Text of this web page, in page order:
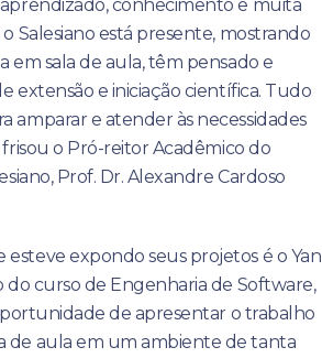
conhecimento e muita
Salesiano está presente, mostrando
em sala de aula, têm pensado e
extensão e iniciação científica. Tudo
amparar e atender às necessidades
frisou o Pró-reitor Acadêmico do
Prof. Dr. Alexandre Cardoso
expondo seus projetos é o Yan
do curso de Engenharia de Software,
de apresentar o trabalho
de aula em um ambiente de tanta